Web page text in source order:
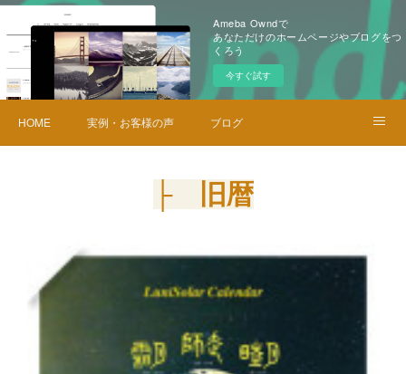
Ameba Owndで
あなただけのホームページやブログをつ
くろう
今すぐ試す
HOME 実例・お客様の声 ブログ
├ 旧暦